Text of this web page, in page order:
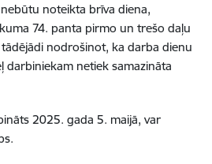
noteikta brīva diena,
74. panta pirmo un trešo daļu
nodrošinot, ka darba dienu
darbiniekam netiek samazināta
2025. gada 5. maijā, var